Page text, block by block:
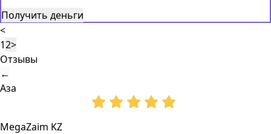
Получить деньги
<
12>
Отзывы
←
Аза
MegaZaim KZ